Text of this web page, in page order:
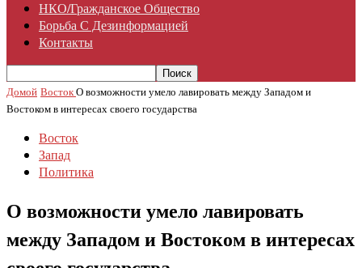
НКО/гражданское Общество
Борьба С Дезинформацией
Контакты
Домой ВостокО возможности умело лавировать между Западом и
Востоком в интересах своего государства
Восток
Запад
Политика
О возможности умело лавировать
между Западом и Востоком в интересах